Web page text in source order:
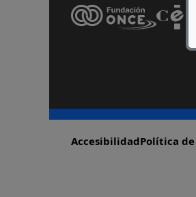
AccesibilidadPolítica